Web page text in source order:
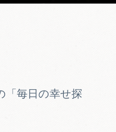
「毎日の幸せ探